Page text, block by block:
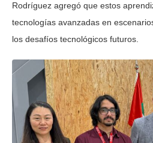
Rodríguez agregó que estos
tecnologías avanzadas en
los desafíos tecnológicos futuros.